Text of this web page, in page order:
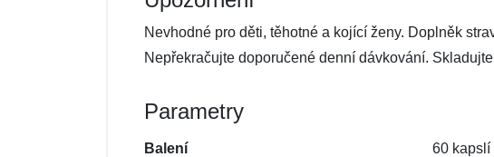
Nevhodné pro děti, těhotné a kojící ženy. Doplněk
Nepřekračujte doporučené denní dávkování.
Parametry
Balení 60 kapslí